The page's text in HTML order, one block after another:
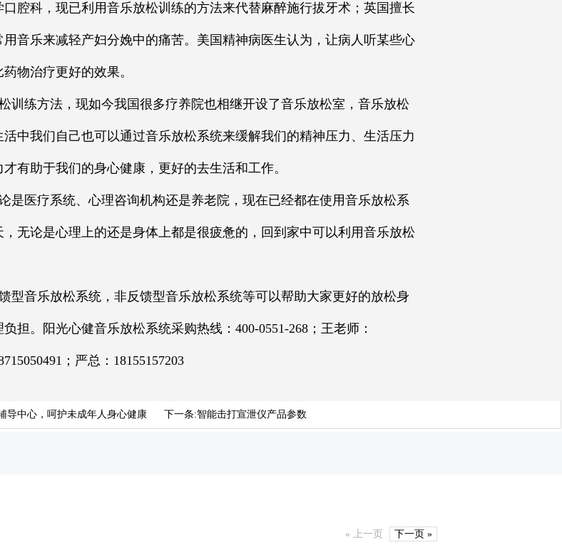
腔科，现已利用音乐放松训练的方法来代替麻醉施行拔牙术；英国擅长
音乐来减轻产妇分娩中的痛苦。美国精神病医生认为，让病人听某些心
物治疗更好的效果。
训练方法，现如今我国很多疗养院也相继开设了音乐放松室，音乐放松
中我们自己也可以通过音乐放松系统来缓解我们的精神压力、生活压力
有助于我们的身心健康，更好的去生活和工作。
是医疗系统、心理咨询机构还是养老院，现在已经都在使用音乐放松系
无论是心理上的还是身体上都是很疲惫的，回到家中可以利用音乐放松
型音乐放松系统，非反馈型音乐放松系统等可以帮助大家更好的放松身
担。阳光心健音乐放松系统采购热线：400-0551-268；王老师：
；严总：18155157203
导中心，呵护未成年人身心健康 下一条:智能击打宣泄仪产品参数
« 上一页
下一页 »